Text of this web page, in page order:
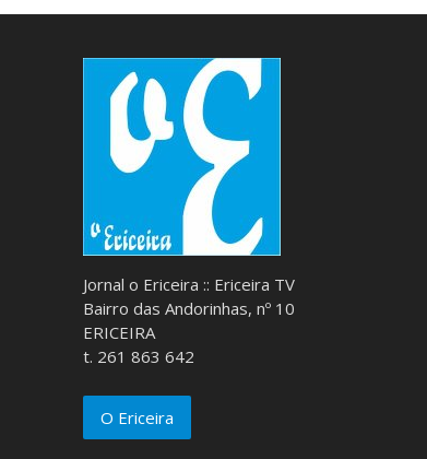
Jornal o Ericeira :: Ericeira TV
Bairro das Andorinhas, nº 10
ERICEIRA
t. 261 863 642
O Ericeira